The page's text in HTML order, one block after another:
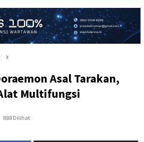
Asal Tarakan,
Multifungsi
888 Dilihat